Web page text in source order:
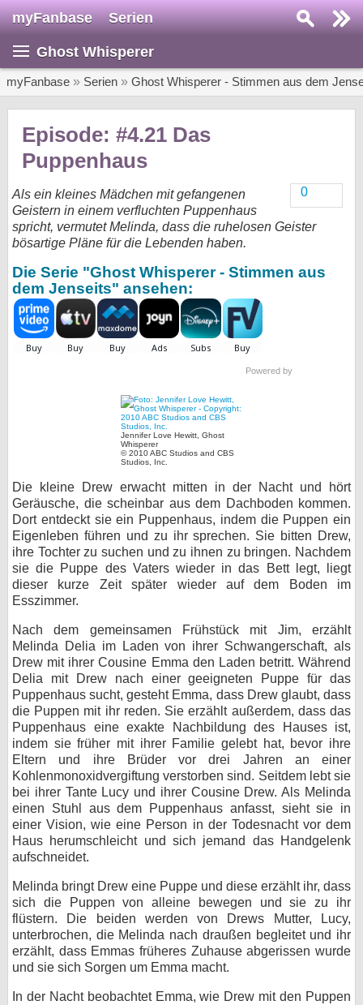
myFanbase Serien
Ghost Whisperer
myFanbase » Serien » Ghost Whisperer - Stimmen aus dem
Episode: #4.21 Das
Puppenhaus
0
Als ein kleines Mädchen mit gefangenen
Geistern in einem verfluchten Puppenhaus
spricht, vermutet Melinda, dass die ruhelosen Geister
bösartige Pläne für die Lebenden haben.
Die Serie "Ghost Whisperer - Stimmen aus
dem Jenseits" ansehen:
Powered by
Jennifer Love Hewitt, Ghost
Whisperer
© 2010 ABC Studios and CBS
Studios, Inc.
Die kleine Drew erwacht mitten in der Nacht und hört
Geräusche, die scheinbar aus dem Dachboden kommen.
Dort entdeckt sie ein Puppenhaus, indem die Puppen ein
Eigenleben führen und zu ihr sprechen. Sie bitten Drew,
ihre Tochter zu suchen und zu ihnen zu bringen. Nachdem
sie die Puppe des Vaters wieder in das Bett legt, liegt
dieser kurze Zeit später wieder auf dem Boden im
Esszimmer.
Nach dem gemeinsamen Frühstück mit Jim, erzählt
Melinda Delia im Laden von ihrer Schwangerschaft, als
Drew mit ihrer Cousine Emma den Laden betritt. Während
Delia mit Drew nach einer geeigneten Puppe für das
Puppenhaus sucht, gesteht Emma, dass Drew glaubt, dass
die Puppen mit ihr reden. Sie erzählt außerdem, dass das
Puppenhaus eine exakte Nachbildung des Hauses ist,
indem sie früher mit ihrer Familie gelebt hat, bevor ihre
Eltern und ihre Brüder vor drei Jahren an einer
Kohlenmonoxidvergiftung verstorben sind. Seitdem lebt sie
bei ihrer Tante Lucy und ihrer Cousine Drew. Als Melinda
einen Stuhl aus dem Puppenhaus anfasst, sieht sie in
einer Vision, wie eine Person in der Todesnacht vor dem
Haus herumschleicht und sich jemand das Handgelenk
aufschneidet.
Melinda bringt Drew eine Puppe und diese erzählt ihr, dass
sich die Puppen von alleine bewegen und sie zu ihr
flüstern. Die beiden werden von Drews Mutter, Lucy,
unterbrochen, die Melinda nach draußen begleitet und ihr
erzählt, dass Emmas früheres Zuhause abgerissen wurde
und sie sich Sorgen um Emma macht.
In der Nacht beobachtet Emma, wie Drew mit den Puppen
Serie suchen...
SERIEN
Kolumnen
Veranstaltungen
Specials
SERVICE
Gewinnspiele
Forum
bei Facebook
Nutzungsbedingungen
Datenschutz
Cookie-Einstellungen
Desktop-Ansicht
myFanbase